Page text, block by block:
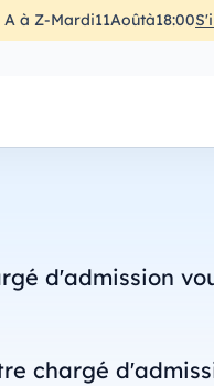
à Z-Mardi11Aoûtà18:00
d'admission
chargé